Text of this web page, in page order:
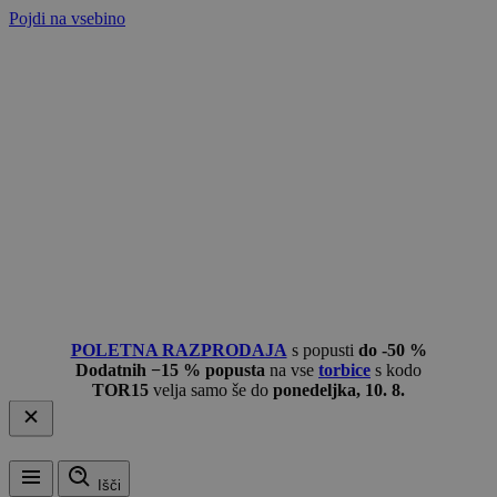
Pojdi na vsebino
POLETNA RAZPRODAJA s popusti do -50 %
Dodatnih −15 % popusta na vse torbice s kodo
TOR15 velja samo še do ponedeljka, 10. 8.
Išči